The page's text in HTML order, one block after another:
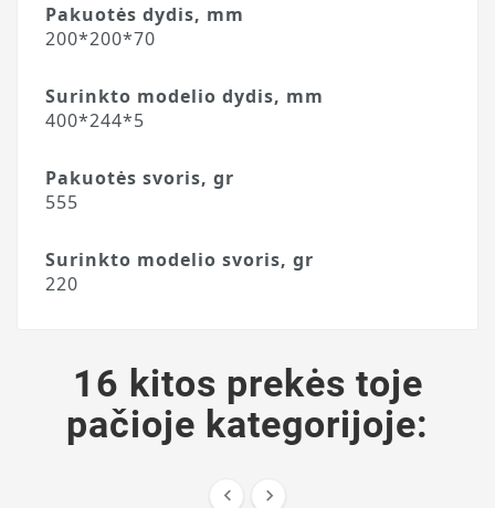
Pakuotės dydis, mm
200*200*70
Surinkto modelio dydis, mm
400*244*5
Pakuotės svoris, gr
555
Surinkto modelio svoris, gr
220
16 kitos prekės toje
pačioje kategorijoje:
 